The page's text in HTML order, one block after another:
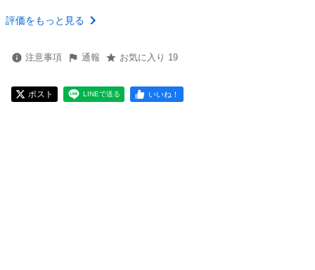
評価をもっと見る
注意事項 通報 お気に入り 19
ポスト LINEで送る いいね！